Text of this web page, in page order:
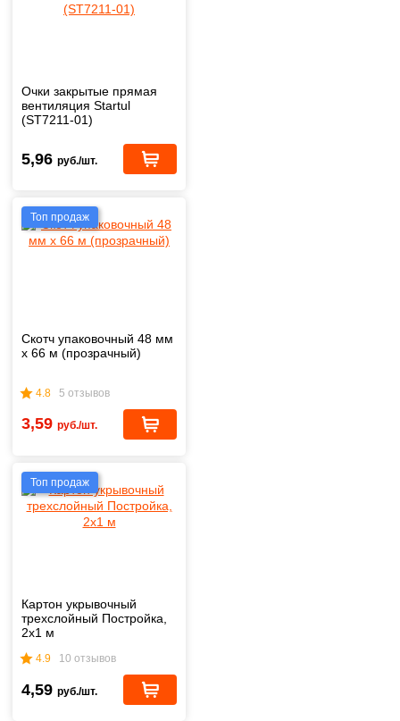
Очки закрытые прямая
вентиляция Startul
(ST7211-01)
5,96 руб./шт.
Топ продаж
Скотч упаковочный 48 мм
х 66 м (прозрачный)
4.8 5 отзывов
3,59 руб./шт.
Топ продаж
Картон укрывочный
трехслойный Постройка,
2х1 м
4.9 10 отзывов
4,59 руб./шт.